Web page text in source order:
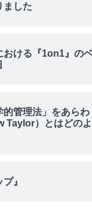
ました
おける『1on1』の
的管理法」をあらわ
Taylor）とはどのよ
』